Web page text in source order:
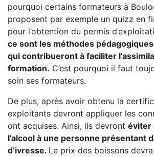
pourquoi certains formateurs à
proposent par exemple un quizz en
pour l’obtention du permis
ce sont les méthodes
qui contribueront à faciliter
formation. C’est pourquoi il faut
soin ses formateurs.
De plus, après avoir obtenu la
exploitants devront appliquer les
ont acquises. Ainsi, ils devront éviter
l’alcool à une personne présentant
d’ivresse. Le prix des boissons